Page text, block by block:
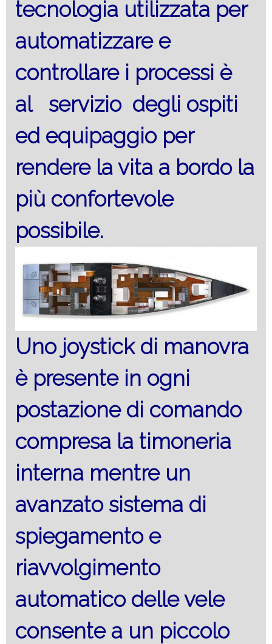
tecnologia utilizzata per
automatizzare e
controllare i processi è
al servizio degli ospiti
ed equipaggio per
rendere la vita a bordo la
più confortevole
possibile.
Uno joystick di manovra
è presente in ogni
postazione di comando
compresa la timoneria
interna mentre un
avanzato sistema di
spiegamento e
riavvolgimento
automatico delle vele
consente a un piccolo